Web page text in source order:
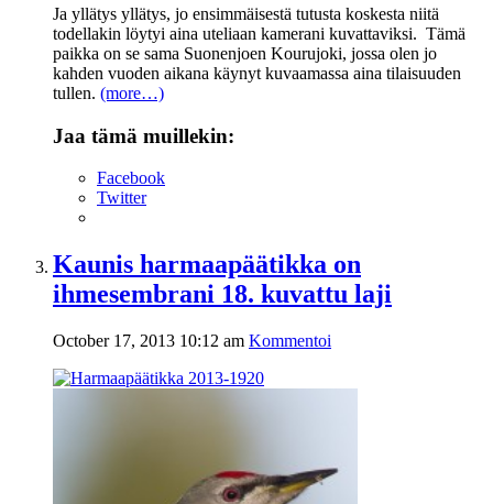
Ja yllätys yllätys, jo ensimmäisestä tutusta koskesta niitä
todellakin löytyi aina uteliaan kamerani kuvattaviksi. Tämä
paikka on se sama Suonenjoen Kourujoki, jossa olen jo
kahden vuoden aikana käynyt kuvaamassa aina tilaisuuden
tullen. (more…)
Jaa tämä muillekin:
Facebook
Twitter
Kaunis harmaapäätikka on
ihmesembrani 18. kuvattu laji
October 17, 2013 10:12 am Kommentoi